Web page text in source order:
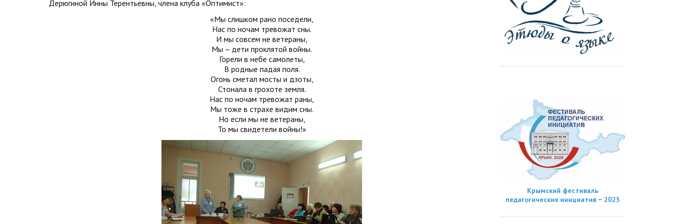
Дерюгиной Инны Терентьевны, члена клуба «Оптимист»:
«Мы слишком рано поседели,
Нас по ночам тревожат сны.
И мы совсем не ветераны,
Мы – дети проклятой войны.
Горели в небе самолеты,
В родные падая поля.
Огонь сметал мосты и дзоты,
Стонала в грохоте земля.
Нас по ночам тревожат раны,
Мы тоже в страхе видим сны.
Но если мы не ветераны,
То мы свидетели войны!»
Крымский фестиваль
педагогических инициатив − 2025